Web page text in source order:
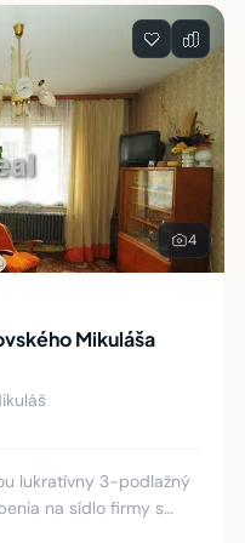
4
Mikuláša
lukratívny 3-podlažný
na sídlo firmy s